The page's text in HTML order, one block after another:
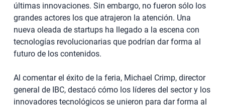
últimas innovaciones. Sin embargo, no fueron sólo los
grandes actores los que atrajeron la atención. Una
nueva oleada de startups ha llegado a la escena con
tecnologías revolucionarias que podrían dar forma al
futuro de los contenidos.
Al comentar el éxito de la feria, Michael Crimp, director
general de IBC, destacó cómo los líderes del sector y los
innovadores tecnológicos se unieron para dar forma al